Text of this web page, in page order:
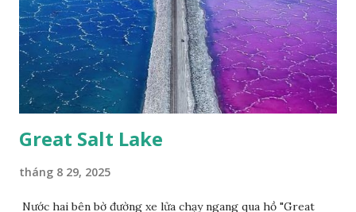
Great Salt Lake
tháng 8 29, 2025
Nước hai bên bờ đường xe lửa chạy ngang qua hồ "Great